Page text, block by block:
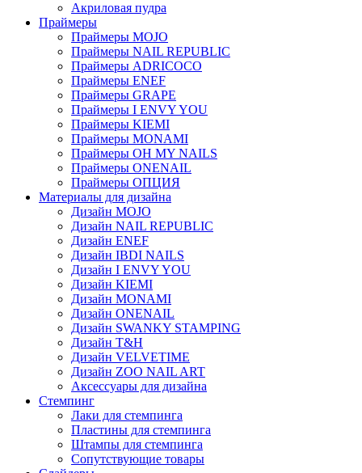
Акриловая пудра
Праймеры
Праймеры MOJO
Праймеры NAIL REPUBLIC
Праймеры ADRICOCO
Праймеры ENEF
Праймеры GRAPE
Праймеры I ENVY YOU
Праймеры KIEMI
Праймеры MONAMI
Праймеры OH MY NAILS
Праймеры ONENAIL
Праймеры ОПЦИЯ
Материалы для дизайна
Дизайн MOJO
Дизайн NAIL REPUBLIC
Дизайн ENEF
Дизайн IBDI NAILS
Дизайн I ENVY YOU
Дизайн KIEMI
Дизайн MONAMI
Дизайн ONENAIL
Дизайн SWANKY STAMPING
Дизайн T&H
Дизайн VELVETIME
Дизайн ZOO NAIL ART
Аксессуары для дизайна
Стемпинг
Лаки для стемпинга
Пластины для стемпинга
Штампы для стемпинга
Сопутствующие товары